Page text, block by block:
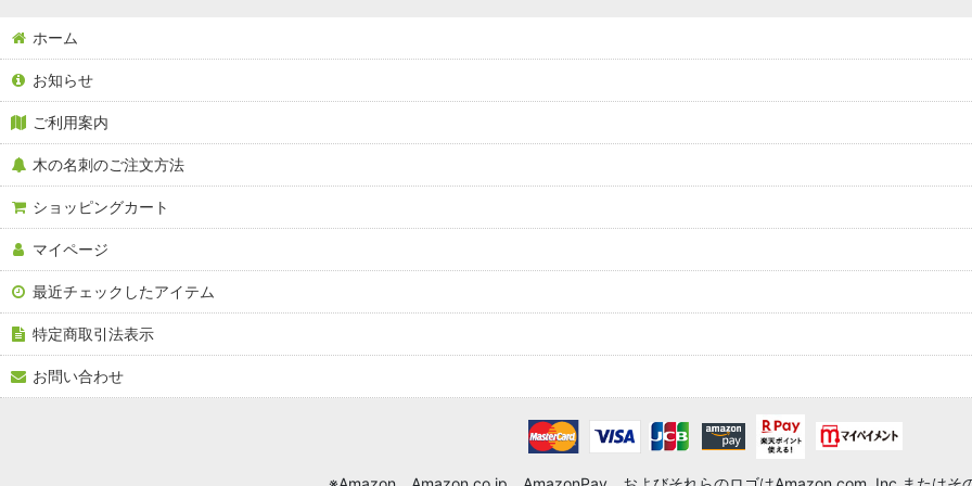
ホーム
お知らせ
ご利用案内
木の名刺のご注文方法
ショッピングカート
マイページ
最近チェックしたアイテム
特定商取引法表示
お問い合わせ